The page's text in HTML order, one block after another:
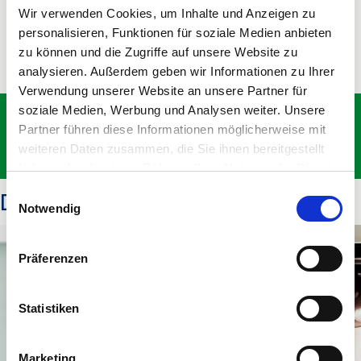
Wir verwenden Cookies, um Inhalte und Anzeigen zu
personalisieren, Funktionen für soziale Medien anbieten
zu können und die Zugriffe auf unsere Website zu
analysieren. Außerdem geben wir Informationen zu Ihrer
Verwendung unserer Website an unsere Partner für
soziale Medien, Werbung und Analysen weiter. Unsere
Partner führen diese Informationen möglicherweise mit
weiteren Daten zusammen, die Sie ihnen bereitgestellt
haben oder die sie im Rahmen Ihrer Nutzung der Dienste
Cookie-Erklärung
auf unserer Website jederzeit ändern
Einwilligungsauswahl
Notwendig
Präferenzen
Statistiken
Marketing
Wir beraten Sie gerne zu Ihren individuellen
Anforderungen.
Möchten Sie mehr erfahren?
Kontaktieren Sie uns
Dazu passende Angebote